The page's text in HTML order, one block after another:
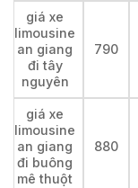
giá xe
limousine
an giang
đi tây
nguyên
790
giá xe
limousine
an giang
đi buông
mê thuột
880